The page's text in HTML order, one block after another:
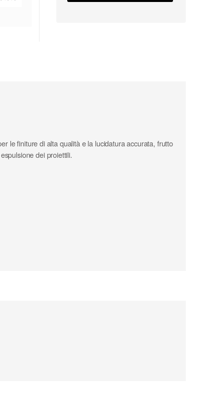
le finiture di alta qualità e la lucidatura accurata, frutto
dei proiettili.